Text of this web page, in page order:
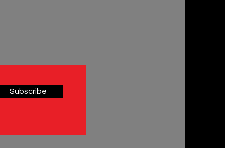
Subscribe